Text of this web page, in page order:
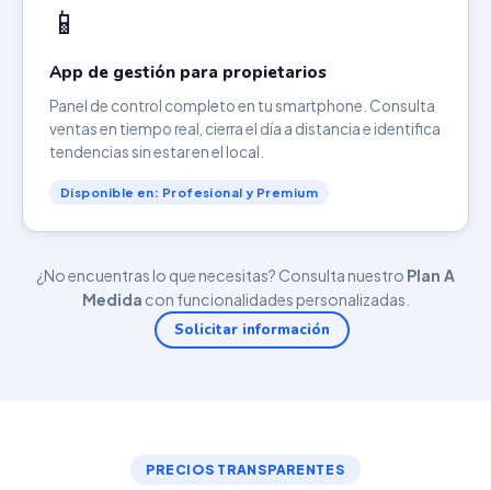
📱
App de gestión para propietarios
Panel de control completo en tu smartphone. Consulta
ventas en tiempo real, cierra el día a distancia e identifica
tendencias sin estar en el local.
Disponible en: Profesional y Premium
¿No encuentras lo que necesitas? Consulta nuestro Plan A
Medida con funcionalidades personalizadas.
Solicitar información
PRECIOS TRANSPARENTES